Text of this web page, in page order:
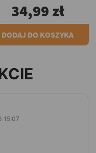
34,99 zł
DODAJ DO KOSZYKA
15:07